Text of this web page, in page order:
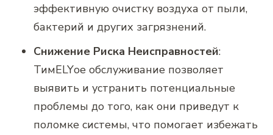
эффективную очистку воздуха от пыли,
бактерий и других загрязнений.
Снижение Риска Неисправностей:
ТимELYое обслуживание позволяет
выявить и устранить потенциальные
проблемы до того, как они приведут к
поломке системы, что помогает избежать